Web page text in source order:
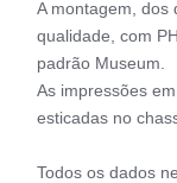
A montagem, dos
qualidade, com
padrão Museum.
As impressões
esticadas no
Todos os dados